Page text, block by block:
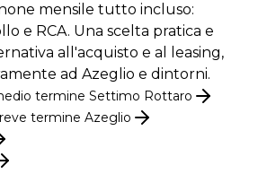
mensile tutto incluso:
e RCA. Una scelta pratica e
all'acquisto e al leasing,
ad Azeglio e dintorni.
termine Settimo Rottaro
termine Azeglio